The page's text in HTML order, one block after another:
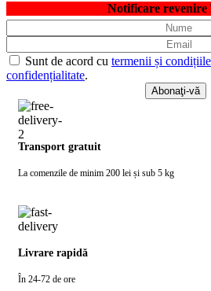
Notificare revenire
Sunt de acord cu termenii și condițiile
confidențialitate.
Transport gratuit
La comenzile de minim 200 lei și sub 5 kg
Livrare rapidă
În 24-72 de ore